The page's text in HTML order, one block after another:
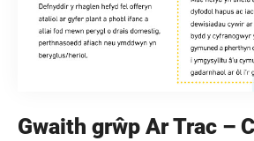
Gwaith grŵp Ar Trac –